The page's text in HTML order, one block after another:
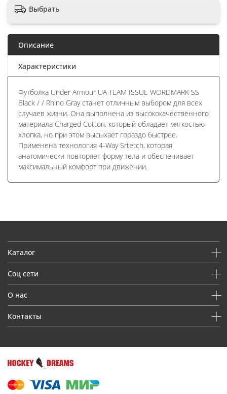
Выбрать
Описание
Характеристики
Футболка Under Armour UA TEAM ISSUE WORDMARK SS
Black / / Rhino Gray станет отличным выбором для всех
случаев жизни. Она выполнена из высококачественного
материала Charged Cotton, который обладает мягкостью
хлопка, но при этом высыхает гораздо быстрее.
Применена технология 4-Way Srtetch, которая
анатомически повторяет форму тела и обеспечивает
максимальный комфорт при движении.
Каталог
Соц сети
О нас
Контакты